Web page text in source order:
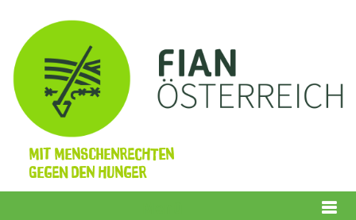
Mit Menschenrechten
gegen den Hunger